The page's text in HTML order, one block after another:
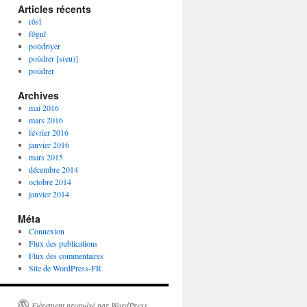
Articles récents
rôsî
fôgnî
poûdriyer
poûdrer [s(eu)]
poûdrer
Archives
mai 2016
mars 2016
février 2016
janvier 2016
mars 2015
décembre 2014
octobre 2014
janvier 2014
Méta
Connexion
Flux des publications
Flux des commentaires
Site de WordPress-FR